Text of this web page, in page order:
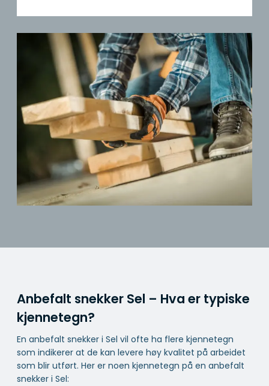
Anbefalt snekker Sel – Hva er typiske
kjennetegn?
En anbefalt snekker i Sel vil ofte ha flere kjennetegn
som indikerer at de kan levere høy kvalitet på arbeidet
som blir utført. Her er noen kjennetegn på en anbefalt
snekker i Sel: